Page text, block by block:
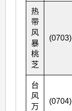
热
带
风
暴
桃
芝
(0703)
台
风
万
(0704)